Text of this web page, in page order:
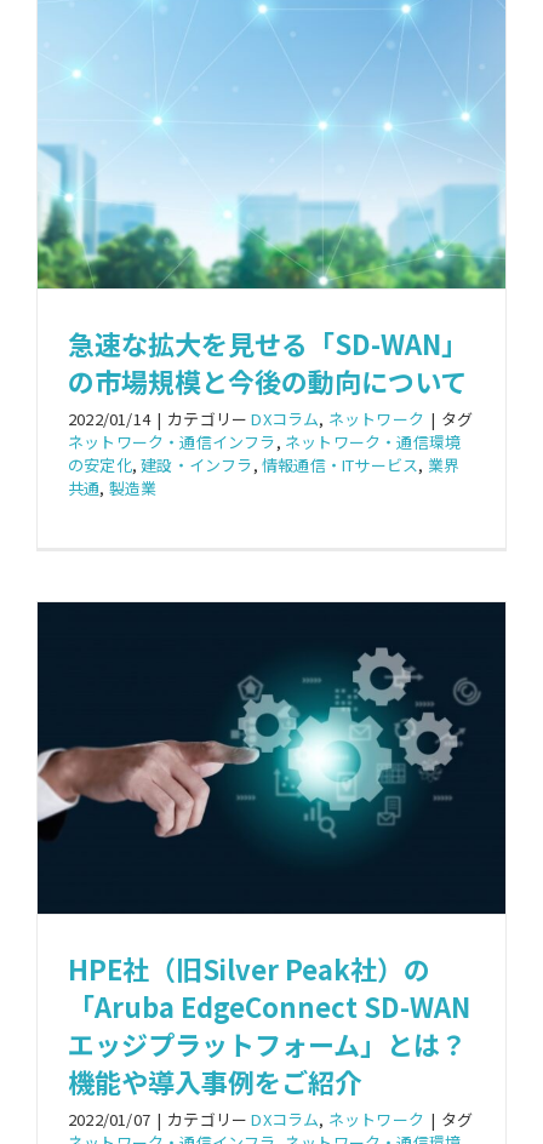
急速な拡大を見せる「SD-WAN」
の市場規模と今後の動向について
2022/01/14 | カテゴリーDXコラム, ネットワーク | タグ
ネットワーク・通信インフラ, ネットワーク・通信環境
の安定化,建設・インフラ,情報通信・ITサービス, 業界
共通, 製造業
HPE社（旧Silver Peak社）の
「Aruba EdgeConnect SD-WAN
エッジプラットフォーム」とは？
機能や導入事例をご紹介
2022/01/07 | カテゴリーDXコラム, ネットワーク | タグ